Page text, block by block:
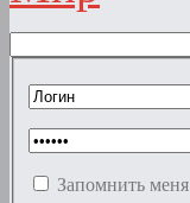
Запомнить меня